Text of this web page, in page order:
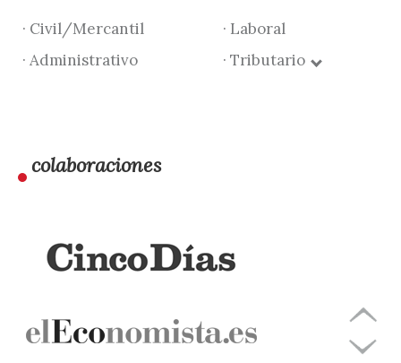
· Civil/Mercantil
· Laboral
· Administrativo
· Tributario
colaboraciones